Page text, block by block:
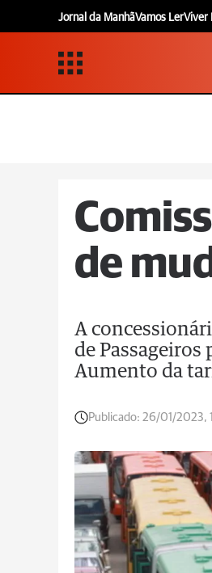
Jornal da ManhãVamos LerViver
de
A
de
Aumento da
Publicado: 26/01/2023,